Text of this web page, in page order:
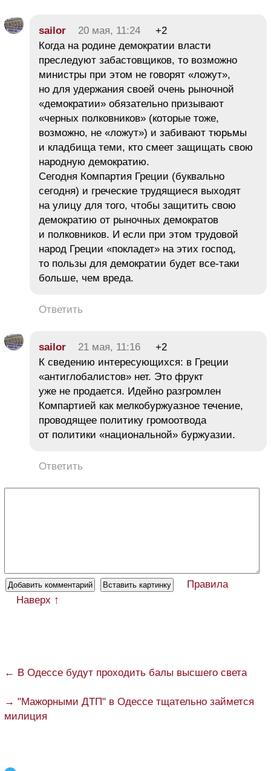
sailor 20 мая, 11:24
+2
Когда на родине демократии власти
преследуют забастовщиков, то возможно
министры при этом не говорят «ложут»,
но для удержания своей очень рыночной
«демократии» обязательно призывают
«черных полковников» (которые тоже,
возможно, не «ложут») и забивают тюрьмы
и кладбища теми, кто смеет защищать свою
народную демократию.
Сегодня Компартия Греции (буквально
сегодня) и греческие трудящиеся выходят
на улицу для того, чтобы защитить свою
демократию от рыночных демократов
и полковников. И если при этом трудовой
народ Греции «покладет» на этих господ,
то пользы для демократии будет все-таки
больше, чем вреда.
Ответить
sailor 21 мая, 11:16
+2
К сведению интересующихся: в Греции
«антиглобалистов» нет. Это фрукт
уже не продается. Идейно разгромлен
Компартией как мелкобуржуазное течение,
проводящее политику громоотвода
от политики «национальной» буржуазии.
Ответить
Правила
Наверх ↑
← В Одессе будут проходить балы высшего света
→ "Мажорными ДТП" в Одессе тщательно займется
милиция